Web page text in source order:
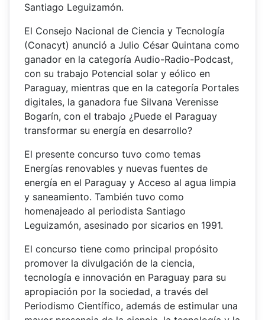
Santiago Leguizamón.
El Consejo Nacional de Ciencia y Tecnología
(Conacyt) anunció a Julio César Quintana como
ganador en la categoría Audio-Radio-Podcast,
con su trabajo Potencial solar y eólico en
Paraguay, mientras que en la categoría Portales
digitales, la ganadora fue Silvana Verenisse
Bogarín, con el trabajo ¿Puede el Paraguay
transformar su energía en desarrollo?
El presente concurso tuvo como temas
Energías renovables y nuevas fuentes de
energía en el Paraguay y Acceso al agua limpia
y saneamiento. También tuvo como
homenajeado al periodista Santiago
Leguizamón, asesinado por sicarios en 1991.
El concurso tiene como principal propósito
promover la divulgación de la ciencia,
tecnología e innovación en Paraguay para su
apropiación por la sociedad, a través del
Periodismo Científico, además de estimular una